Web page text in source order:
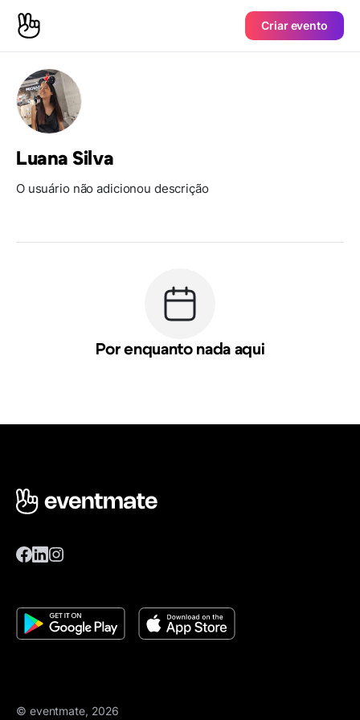
Criar evento
Luana Silva
O usuário não adicionou descrição
Por enquanto nada aqui
© eventmate, 2026